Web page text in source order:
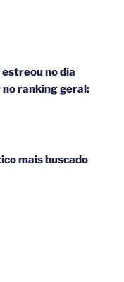
estreou no dia
ranking geral:
mais buscado